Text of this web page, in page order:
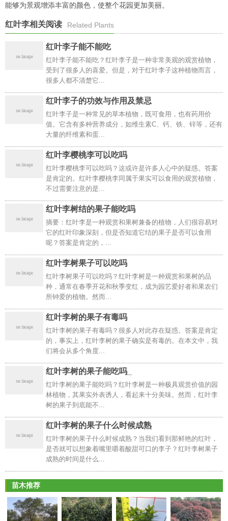
能够为景观增添丰富的颜色，使整个花园更加美丽。
红叶李相关阅读 Related Plants
红叶李子能不能吃
红叶李子能不能吃？红叶李子是一种非常美观的观赏植物，
受到了很多人的喜爱。但是，对于红叶李子这种植物而言，
很多人都不清楚它...
红叶李子的功效与作用及禁忌
红叶李子是一种常见的草本植物，既可食用，也有药用价
值。它含有多种营养成分，如维生素C、钙、铁、锌等，还有
大量的纤维素和蛋...
红叶李樱桃李可以吃吗
红叶李樱桃李可以吃吗？这或许是许多人心中的疑惑。答案
是肯定的。红叶李樱桃李同属于果实可以食用的观赏植物，
不过需要注意的是...
红叶李树结的果子能吃吗
摘要：红叶李是一种观赏和果树兼备的植物，人们很容易对
它的红叶印象深刻，但是否知道它结的果子是否可以食用
呢？答案是肯定的，...
红叶李树果子可以吃吗
红叶李树果子可以吃吗？红叶李树是一种观赏和果树的品
种，通常在春季开花和秋季变红，成为园艺爱好者和果农们
所钟爱的植物。然而...
红叶李树的果子有毒吗
红叶李树的果子有毒吗？很多人对此存在疑惑。答案是肯定
的，事实上，红叶李树的果子确实是有毒的。在本文中，我
们将会从多个角度...
红叶李树的果子能吃吗_
红叶李树的果子能吃吗？红叶李树是一种极具观赏价值的园
林植物，其果实外表诱人，看起来十分美味。然而，红叶李
树的果子到底能不...
红叶李树的果子什么时候成熟
红叶李树的果子什么时候成熟？当我们看到那鲜艳的红叶，
是否就可以想象着嘴里嚼着酸甜可口的李子？红叶李树果子
成熟的时间是什么...
苗木推荐